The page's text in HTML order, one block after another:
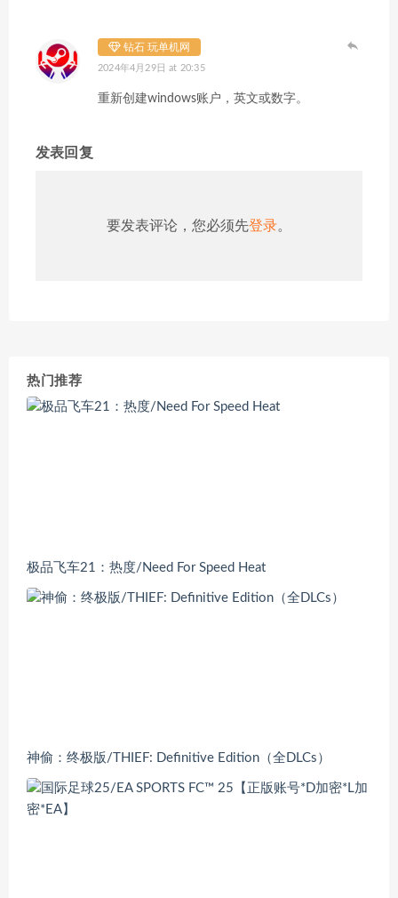
钻石 玩单机网
2024年4月29日 at 20:35
重新创建windows账户，英文或数字。
发表回复
要发表评论，您必须先登录。
热门推荐
极品飞车21：热度/Need For Speed Heat
神偷：终极版/THIEF: Definitive Edition（全DLCs）